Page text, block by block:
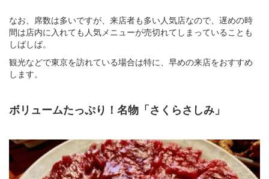
なお、席数は多いですが、来店者も多い人気店なので、遅めの時
間は店内に入れても人気メニューが売切れてしまっていることも
しばしば。
観光などで東京を訪れている場合は特に、早めの来店をおすすめ
します。
ボリュームたっぷり！名物「さくらさしみ」